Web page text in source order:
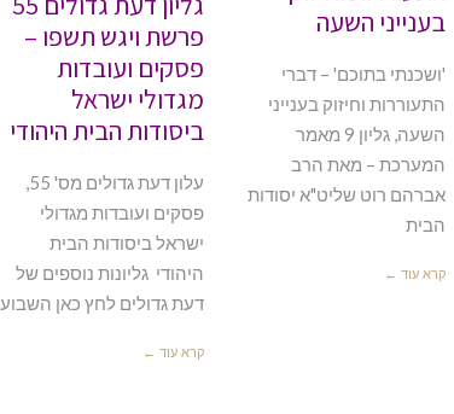
בענייני השעה
'ושכנתי בתוכם' – דברי
התעוררות וחיזוק בענייני
השעה, גליון 9 מאמר
המערכת – מאת הרב
אברהם רוט שליט"א יסודות
הבית
קרא עוד ←
פרשת ויגש תשפו –
פסקים ועובדות
מגדולי ישראל
ביסודות הבית היהודי
פסקים ועובדות מגדולי
ישראל ביסודות הבית
היהודי גליונות נוספים של
דעת גדולים לחץ כאן השבוע
קרא עוד ←